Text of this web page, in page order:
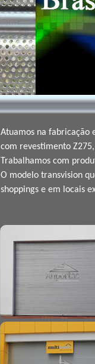
Atuamos na fabricação
com revestimento
Trabalhamos com
O modelo transvision
shoppings e em locais